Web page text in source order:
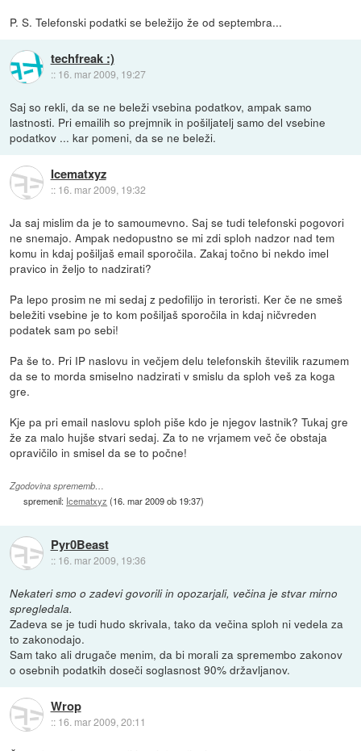
P. S. Telefonski podatki se beležijo že od septembra...
techfreak :)
:: 16. mar 2009, 19:27
Saj so rekli, da se ne beleži vsebina podatkov, ampak samo
lastnosti. Pri emailih so prejmnik in pošiljatelj samo del vsebine
podatkov ... kar pomeni, da se ne beleži.
Icematxyz
:: 16. mar 2009, 19:32
Ja saj mislim da je to samoumevno. Saj se tudi telefonski pogovori
ne snemajo. Ampak nedopustno se mi zdi sploh nadzor nad tem
komu in kdaj pošiljaš email sporočila. Zakaj točno bi nekdo imel
pravico in željo to nadzirati?
Pa lepo prosim ne mi sedaj z pedofilijo in teroristi. Ker če ne smeš
beležiti vsebine je to kom pošiljaš sporočila in kdaj ničvreden
podatek sam po sebi!
Pa še to. Pri IP naslovu in večjem delu telefonskih številik razumem
da se to morda smiselno nadzirati v smislu da sploh veš za koga
gre.
Kje pa pri email naslovu sploh piše kdo je njegov lastnik? Tukaj gre
že za malo hujše stvari sedaj. Za to ne vrjamem več če obstaja
opravičilo in smisel da se to počne!
Zgodovina sprememb…
spremenil: Icematxyz (16. mar 2009 ob 19:37)
Pyr0Beast
:: 16. mar 2009, 19:36
Nekateri smo o zadevi govorili in opozarjali, večina je stvar mirno
spregledala.
Zadeva se je tudi hudo skrivala, tako da večina sploh ni vedela za
to zakonodajo.
Sam tako ali drugače menim, da bi morali za spremembo zakonov
o osebnih podatkih doseči soglasnost 90% državljanov.
Wrop
:: 16. mar 2009, 20:11